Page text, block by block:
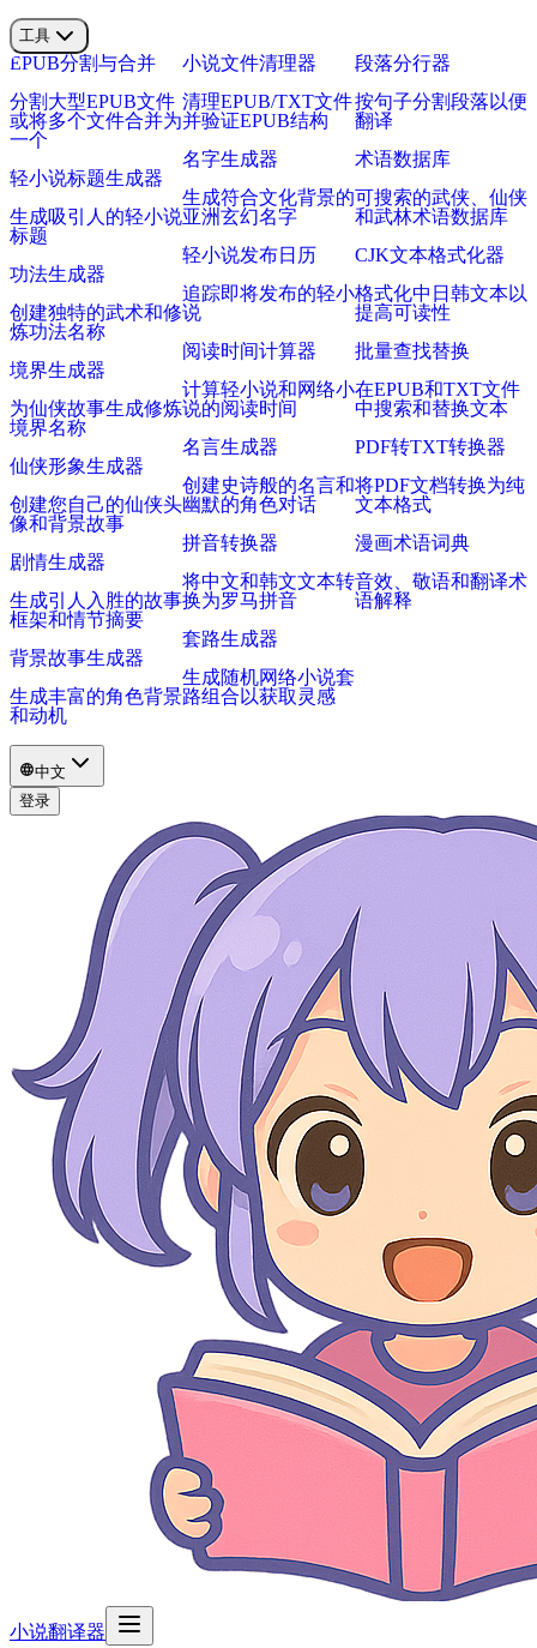
工具
EPUB分割与合并
分割大型EPUB文件
或将多个文件合并为
一个
轻小说标题生成器
生成吸引人的轻小说
标题
功法生成器
创建独特的武术和修
炼功法名称
境界生成器
为仙侠故事生成修炼
境界名称
仙侠形象生成器
创建您自己的仙侠头
像和背景故事
剧情生成器
生成引人入胜的故事
框架和情节摘要
背景故事生成器
生成丰富的角色背景
和动机
小说文件清理器
清理EPUB/TXT文件
并验证EPUB结构
名字生成器
生成符合文化背景的
亚洲玄幻名字
轻小说发布日历
追踪即将发布的轻小
说
阅读时间计算器
计算轻小说和网络小
说的阅读时间
名言生成器
创建史诗般的名言和
幽默的角色对话
拼音转换器
将中文和韩文文本转
换为罗马拼音
套路生成器
生成随机网络小说套
路组合以获取灵感
段落分行器
按句子分割段落以便
翻译
术语数据库
可搜索的武侠、仙侠
和武林术语数据库
CJK文本格式化器
格式化中日韩文本以
提高可读性
批量查找替换
在EPUB和TXT文件
中搜索和替换文本
PDF转TXT转换器
将PDF文档转换为纯
文本格式
漫画术语词典
音效、敬语和翻译术
语解释
中文
登录
小说翻译器